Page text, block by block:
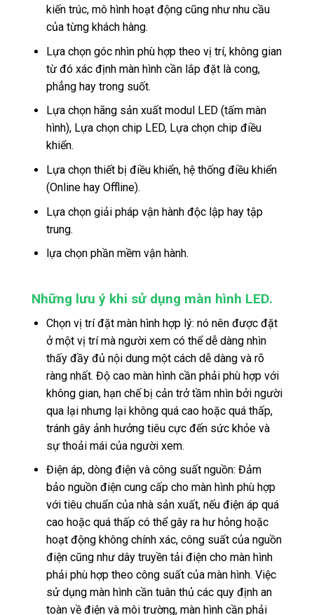
kiến trúc, mô hình hoạt động cũng như nhu cầu
của từng khách hàng.
Lựa chọn góc nhìn phù hợp theo vị trí, không gian
từ đó xác định màn hình cần lắp đặt là cong,
phẳng hay trong suốt.
Lựa chọn hãng sản xuất modul LED (tấm màn
hình), Lựa chọn chip LED, Lựa chọn chip điều
khiển.
Lựa chọn thiết bị điều khiển, hệ thống điều khiển
(Online hay Offline).
Lựa chọn giải pháp vận hành độc lập hay tập
trung.
lựa chọn phần mềm vận hành.
Những lưu ý khi sử dụng màn hình LED.
Chọn vị trí đặt màn hình hợp lý: nó nên được đặt
ở một vị trí mà người xem có thể dễ dàng nhìn
thấy đầy đủ nội dung một cách dễ dàng và rõ
ràng nhất. Độ cao màn hình cần phải phù hợp với
không gian, hạn chế bị cản trở tầm nhìn bởi người
qua lại nhưng lại không quá cao hoặc quá thấp,
tránh gây ảnh hưởng tiêu cực đến sức khỏe và
sự thoải mái của người xem.
Điện áp, dòng điện và công suất nguồn: Đảm
bảo nguồn điện cung cấp cho màn hình phù hợp
với tiêu chuẩn của nhà sản xuất, nếu điện áp quá
cao hoặc quá thấp có thể gây ra hư hỏng hoặc
hoạt động không chính xác, công suất của nguồn
điện cũng như dây truyền tải điện cho màn hình
phải phù hợp theo công suất của màn hình. Việc
sử dụng màn hình cần tuân thủ các quy định an
toàn về điện và môi trường, màn hình cần phải